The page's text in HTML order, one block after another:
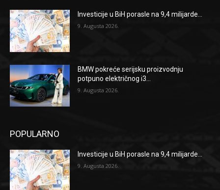
Investicije u BiH porasle na 9,4 milijarde...
9. Augusta 2026.
BMW pokreće serijsku proizvodnju
potpuno električnog i3...
9. Augusta 2026.
POPULARNO
Investicije u BiH porasle na 9,4 milijarde...
9. Augusta 2026.